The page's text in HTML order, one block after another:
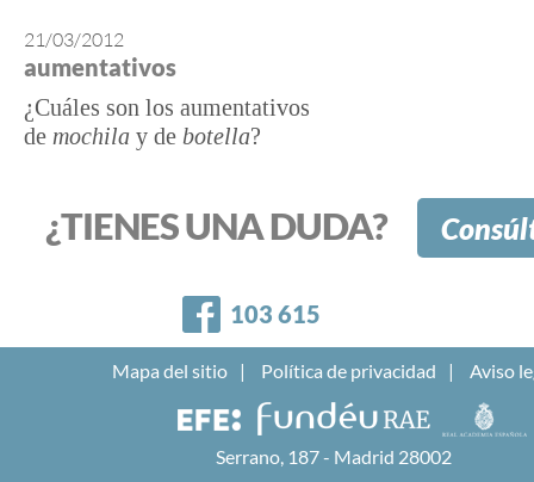
21/03/2012
aumentativos
¿Cuáles son los aumentativos
de mochila y de botella?
¿TIENES UNA DUDA?
Facebook
103 615
Mapa del sitio Política de privacidad Aviso
Serrano, 187 - Madrid 28002